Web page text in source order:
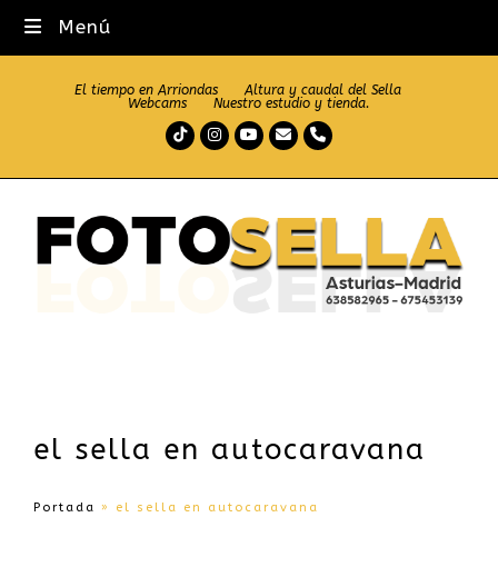
Menú
El tiempo en Arriondas
Altura y caudal del Sella
Webcams
Nuestro estudio y tienda.
TiktokInstagram
Youtube
CorreoTeléfono
el sella en autocaravana
Portada » el sella en autocaravana